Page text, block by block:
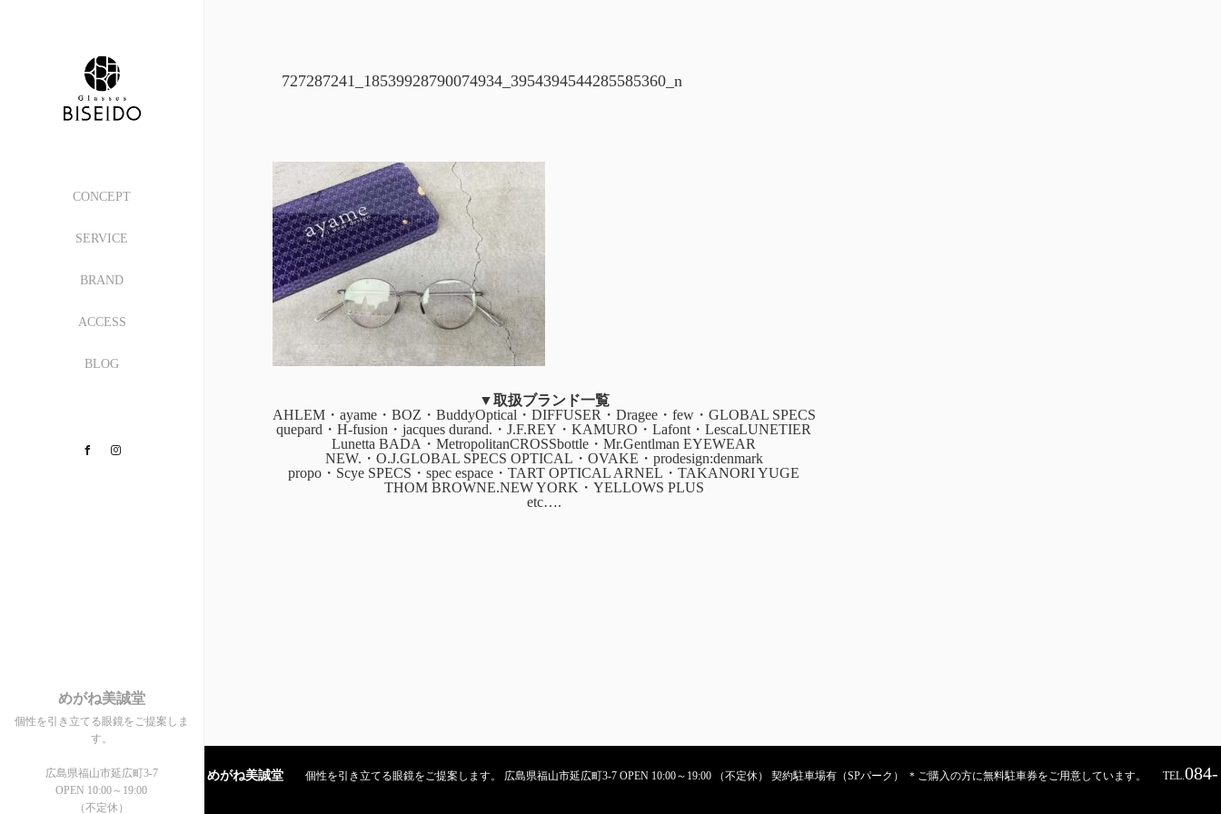
CONCEPT
SERVICE
BRAND
ACCESS
BLOG
Facebook
めがね美誠堂
個性を引き立てる眼鏡をご提案しま
す。
広島県福山市延広町3-7
OPEN 10:00～19:00
（不定休）
727287241_18539928790074934_3954394544285585360_n
▼取扱ブランド一覧
AHLEM・ayame・BOZ・BuddyOptical・DIFFUSER・Dragee・few・GLOBAL SPECS
quepard・H-fusion・jacques durand.・J.F.REY・KAMURO・Lafont・LescaLUNETIER
Lunetta BADA・MetropolitanCROSSbottle・Mr.Gentlman EYEWEAR
NEW.・O.J.GLOBAL SPECS OPTICAL・OVAKE・prodesign:denmark
propo・Scye SPECS・spec espace・TART OPTICAL ARNEL・TAKANORI YUGE
THOM BROWNE.NEW YORK・YELLOWS PLUS
etc….
めがね美誠堂 個性を引き立てる眼鏡をご提案します。 広島県福山市延広町3-7 OPEN 10:00～19:00 （不定休） 契約駐車場有（SPパーク） ＊ご購入の方に無料駐車券をご用意しています。 TEL.084-